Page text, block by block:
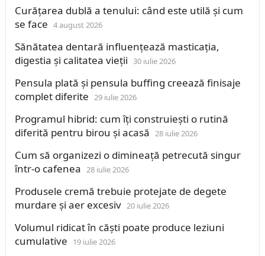
Curățarea dublă a tenului: când este utilă și cum
se face 4 august 2026
Sănătatea dentară influențează masticația,
digestia și calitatea vieții 30 iulie 2026
Pensula plată și pensula buffing creează finisaje
complet diferite 29 iulie 2026
Programul hibrid: cum îți construiești o rutină
diferită pentru birou și acasă 28 iulie 2026
Cum să organizezi o dimineață petrecută singur
într-o cafenea 28 iulie 2026
Produsele cremă trebuie protejate de degete
murdare și aer excesiv 20 iulie 2026
Volumul ridicat în căști poate produce leziuni
cumulative
19 iulie 2026